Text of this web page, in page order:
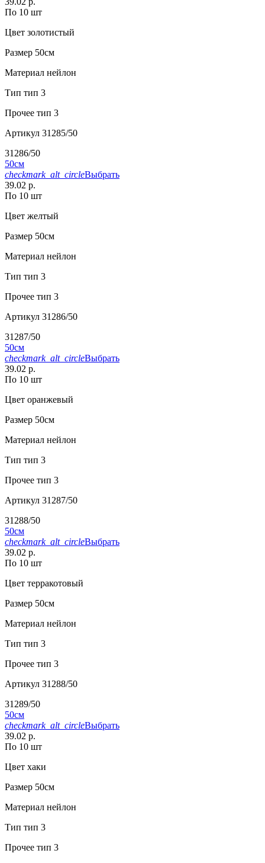
По 10 шт
Цвет золотистый
Размер 50см
Материал нейлон
Тип тип 3
Прочее тип 3
Артикул 31285/50
31286/50
50см
checkmark_alt_circleВыбрать
39.02 р.
По 10 шт
Цвет желтый
Размер 50см
Материал нейлон
Тип тип 3
Прочее тип 3
Артикул 31286/50
31287/50
50см
checkmark_alt_circleВыбрать
39.02 р.
По 10 шт
Цвет оранжевый
Размер 50см
Материал нейлон
Тип тип 3
Прочее тип 3
Артикул 31287/50
31288/50
50см
checkmark_alt_circleВыбрать
39.02 р.
По 10 шт
Цвет терракотовый
Размер 50см
Материал нейлон
Тип тип 3
Прочее тип 3
Артикул 31288/50
31289/50
50см
checkmark_alt_circleВыбрать
39.02 р.
По 10 шт
Цвет хаки
Размер 50см
Материал нейлон
Тип тип 3
Прочее тип 3